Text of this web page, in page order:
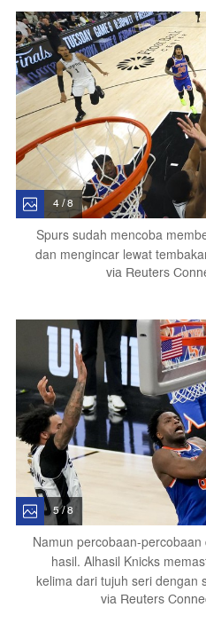
4 / 8
Spurs sudah mencoba
dan mengincar lewat
via Reuters
5 / 8
Namun percobaan-
hasil. Alhasil Knicks
kelima dari tujuh seri dengan
via Reuters